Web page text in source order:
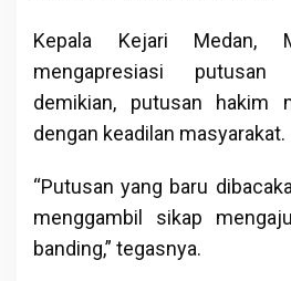
Kepala Kejari Medan,
mengapresiasi
demikian, putusan hakim
dengan keadilan masyarakat.
“Putusan yang baru
menggambil sikap
banding,” tegasnya.